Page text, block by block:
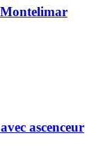
Montelimar
ascenceur